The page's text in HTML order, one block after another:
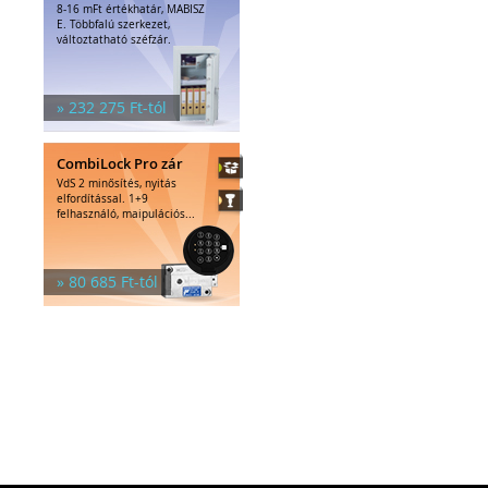
8-16 mFt értékhatár, MABISZ
E. Többfalú szerkezet,
változtatható széfzár.
» 232 275 Ft-tól
CombiLock Pro zár
VdS 2 minősítés, nyitás
elfordítással. 1+9
felhasználó, maipulációs...
» 80 685 Ft-tól